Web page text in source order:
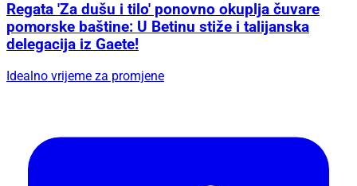
Regata 'Za dušu i tilo' ponovno okuplja čuvare
pomorske baštine: U Betinu stiže i talijanska
delegacija iz Gaete!
Idealno vrijeme za promjene